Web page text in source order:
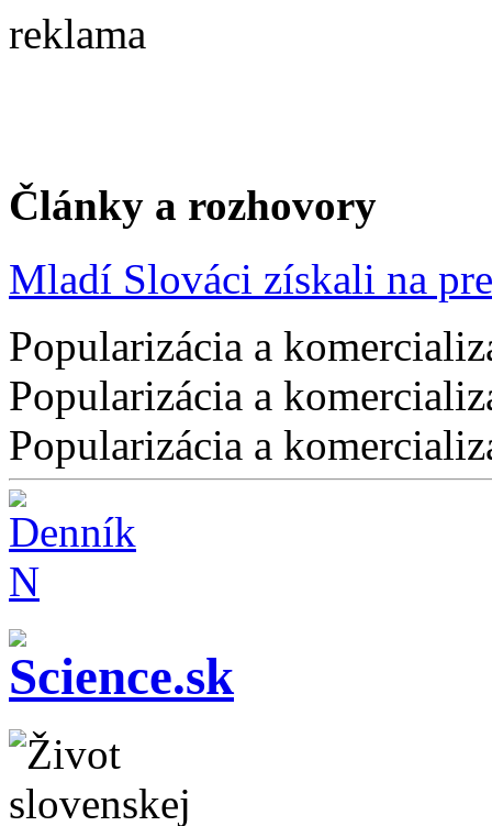
reklama
Články a rozhovory
Mladí Slováci získali na
Popularizácia a
Popularizácia a
Popularizácia a